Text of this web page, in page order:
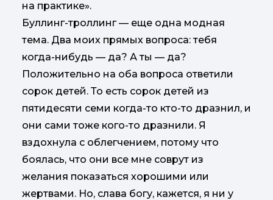
на практике».
Буллинг-троллинг — еще одна модная
тема. Два моих прямых вопроса: тебя
когда-нибудь — да? А ты — да?
Положительно на оба вопроса ответили
сорок детей. То есть сорок детей из
пятидесяти семи когда-то кто-то дразнил, и
они сами тоже кого-то дразнили. Я
вздохнула с облегчением, потому что
боялась, что они все мне соврут из
желания показаться хорошими или
жертвами. Но, слава богу, кажется, я ни у